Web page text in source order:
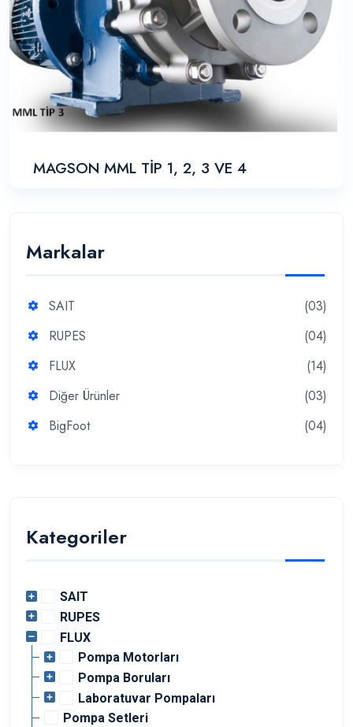
MAGSON MML TİP 1, 2, 3 VE 4
Markalar
SAIT
(03)
RUPES
(04)
FLUX
(14)
Diğer Ürünler
(03)
BigFoot
(04)
Kategoriler
SAIT
RUPES
FLUX
Pompa Motorları
Pompa Boruları
Laboratuvar Pompaları
Pompa Setleri